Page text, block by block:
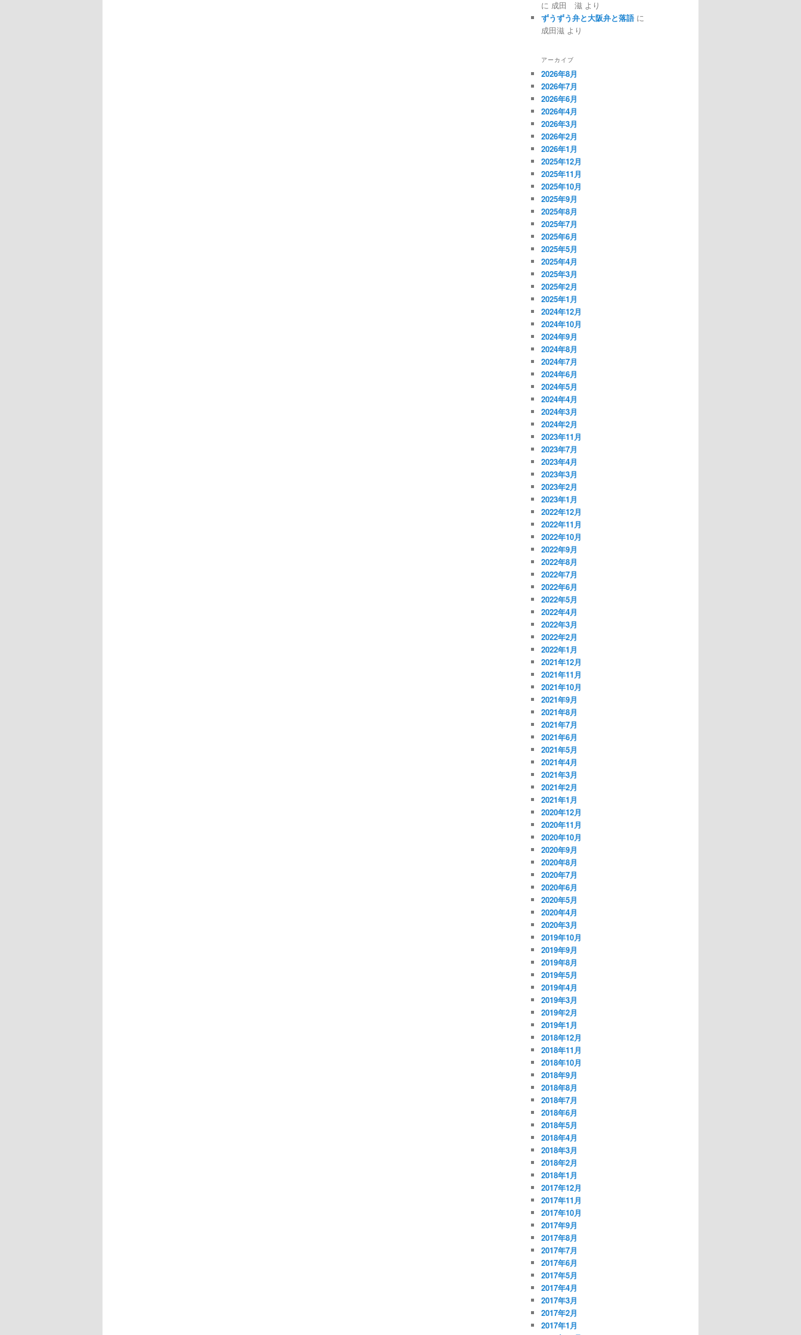
に 成田 滋 より
ずうずう弁と大阪弁と落語に
成田滋 より
アーカイブ
2026年8月
2026年7月
2026年6月
2026年4月
2026年3月
2026年2月
2026年1月
2025年12月
2025年11月
2025年10月
2025年9月
2025年8月
2025年7月
2025年6月
2025年5月
2025年4月
2025年3月
2025年2月
2025年1月
2024年12月
2024年10月
2024年9月
2024年8月
2024年7月
2024年6月
2024年5月
2024年4月
2024年3月
2024年2月
2023年11月
2023年7月
2023年4月
2023年3月
2023年2月
2023年1月
2022年12月
2022年11月
2022年10月
2022年9月
2022年8月
2022年7月
2022年6月
2022年5月
2022年4月
2022年3月
2022年2月
2022年1月
2021年12月
2021年11月
2021年10月
2021年9月
2021年8月
2021年7月
2021年6月
2021年5月
2021年4月
2021年3月
2021年2月
2021年1月
2020年12月
2020年11月
2020年10月
2020年9月
2020年8月
2020年7月
2020年6月
2020年5月
2020年4月
2020年3月
2019年10月
2019年9月
2019年8月
2019年5月
2019年4月
2019年3月
2019年2月
2019年1月
2018年12月
2018年11月
2018年10月
2018年9月
2018年8月
2018年7月
2018年6月
2018年5月
2018年4月
2018年3月
2018年2月
2018年1月
2017年12月
2017年11月
2017年10月
2017年9月
2017年8月
2017年7月
2017年6月
2017年5月
2017年4月
2017年3月
2017年2月
2017年1月